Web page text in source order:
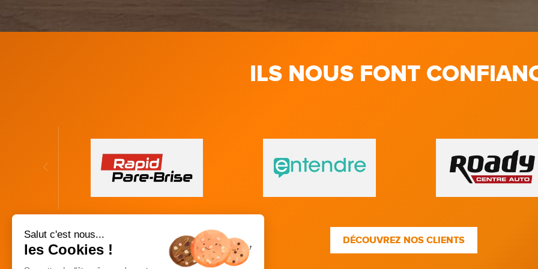
ILS NOUS FONT
DÉCOUVREZ NOS CLIENTS
Salut c'est nous...
les Cookies !